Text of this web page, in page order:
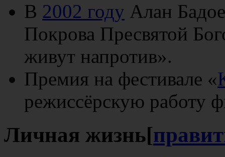
В 2002 году Алан
Покрова Пресвятой
живут напротив».
Премия на фестивале «
режиссёрскую работу
Личная жизнь[